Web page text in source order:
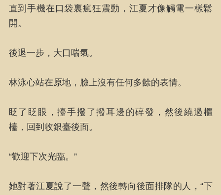
直到手機在口袋裏瘋狂震動，江夏才像觸電一樣鬆
開。
後退一步，大口喘氣。
林泳心站在原地，臉上沒有任何多餘的表情。
眨了眨眼，擡手撥了撥耳邊的碎發，然後繞過櫃
檯，回到收銀臺後面。
“歡迎下次光臨。”
她對著江夏說了一聲，然後轉向後面排隊的人，“下